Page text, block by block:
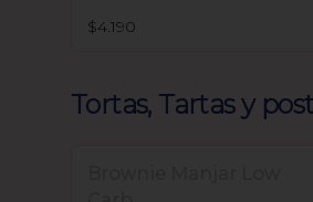
$4.190
Tortas, Tartas y